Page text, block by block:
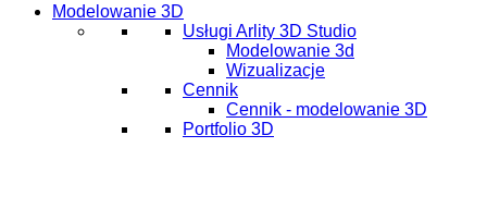
Modelowanie 3D
Usługi Arlity 3D Studio
Modelowanie 3d
Wizualizacje
Cennik
Cennik - modelowanie 3D
Portfolio 3D